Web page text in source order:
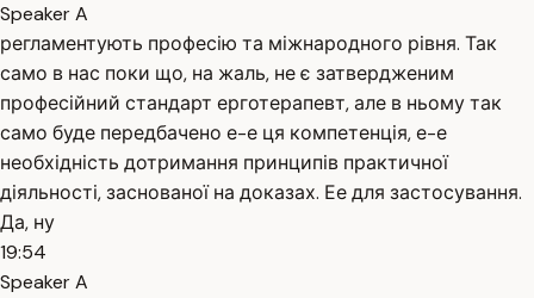
Speaker A
регламентують професію та міжнародного рівня. Так
само в нас поки що, на жаль, не є затвердженим
професійний стандарт ерготерапевт, але в ньому так
само буде передбачено е-е ця компетенція, е-е
необхідність дотримання принципів практичної
діяльності, заснованої на доказах. Ее для застосування.
Да, ну
19:54
Speaker A